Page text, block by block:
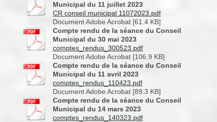
Municipal du 11 juillet 2023
CR conseil municipal 11072023.pdf
Document Adobe Acrobat [61.4 KB]
Compte rendu de la séance du Conseil
Municipal du 30 mai 2023
comptes_rendus_300523.pdf
Document Adobe Acrobat [106.9 KB]
Compte rendu de la séance du Conseil
Municipal du 11 avril 2023
comptes_rendus_110423.pdf
Document Adobe Acrobat [89.3 KB]
Compte rendu de la séance du Conseil
Municipal du 14 mars 2023
comptes_rendus_140323.pdf